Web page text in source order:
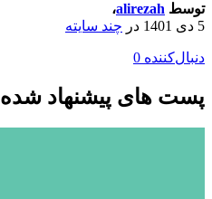
توسط alirezah،
5 دی 1401
در چند سایته
دنبال‌کننده 0
پست های پیشنهاد شده